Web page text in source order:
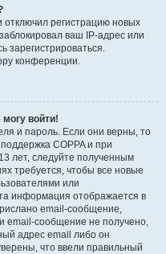
регистрацию новых
ваш IP-адрес или
зарегистрироваться.
конференции.
могу войти!
и пароль. Если они верны, то
COPPA и при
лет, следуйте полученным
требуется, чтобы все новые
или
информация отображается в
email-сообщение,
email-сообщение не получено,
адрес email либо он
что ввели правильный